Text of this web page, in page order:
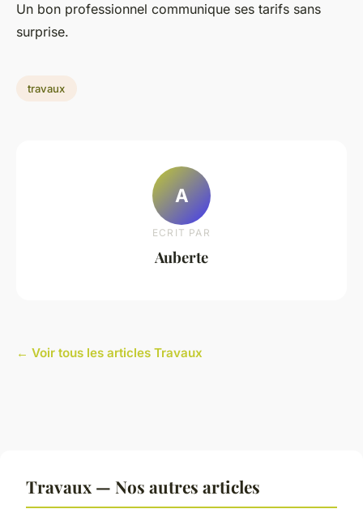
Un bon professionnel communique ses tarifs sans
surprise.
travaux
A
ECRIT PAR
Auberte
← Voir tous les articles Travaux
Travaux — Nos autres articles